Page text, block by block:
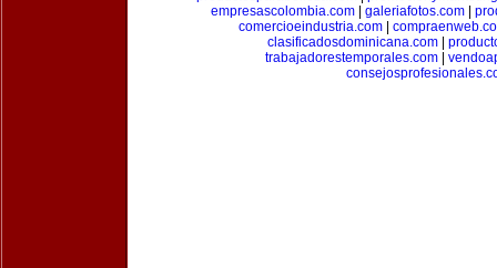
empresascolombia.com
galeriafotos.com
comercioeindustria.com|
clasificadosdominicana.com
trabajadorestemporales.com